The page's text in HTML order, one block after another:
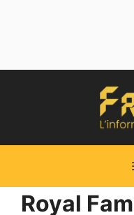
Royal